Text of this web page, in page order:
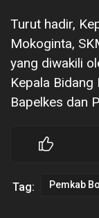
Turut hadir,
Mokoginta,
yang diwakili
Kepala Bidang
Bapelkes dan
Tag: Pemkab